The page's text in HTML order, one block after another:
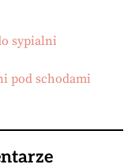
sypialni
pod schodami